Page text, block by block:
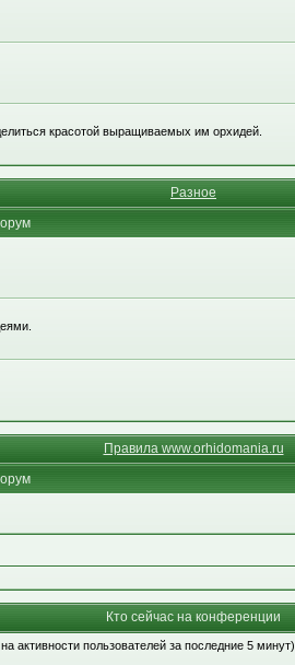
красотой выращиваемых им орхидей.
Разное
Правила www.orhidomania.ru
Кто сейчас на конференции
активности пользователей за последние 5 минут)